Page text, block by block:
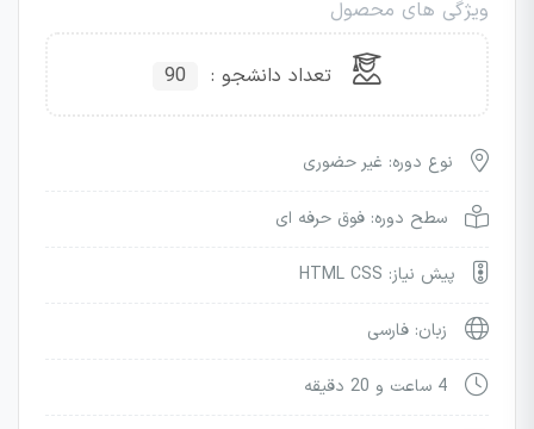
ویژگی های محصول
تعداد دانشجو : 90
نوع دوره: غیر حضوری
سطح دوره: فوق حرفه ای
پیش نیاز: HTML CSS
زبان: فارسی
4 ساعت و 20 دقیقه